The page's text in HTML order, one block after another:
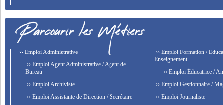
›› Emploi Administrative
›› Emploi Agent Administrative / Agent de
Bureau
›› Emploi Archiviste
›› Emploi Assistante de Direction / Secrétaire
›› Emploi Formation /
Enseignement
›› Emploi Éducatrice /
›› Emploi Gestionnaire /
›› Emploi Journaliste